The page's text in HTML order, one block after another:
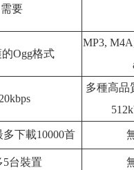
需要
Ogg格式
MP3,
多種高品
下載10000首
5台裝置